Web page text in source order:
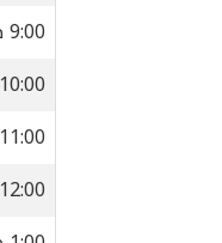
9:00 صباحاً
10:00 صباحاً
11:00 صباحاً
12:00 صباحاً